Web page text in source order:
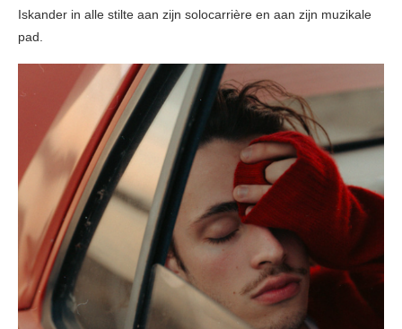
Iskander in alle stilte aan zijn solocarrière en aan zijn muzikale
pad.